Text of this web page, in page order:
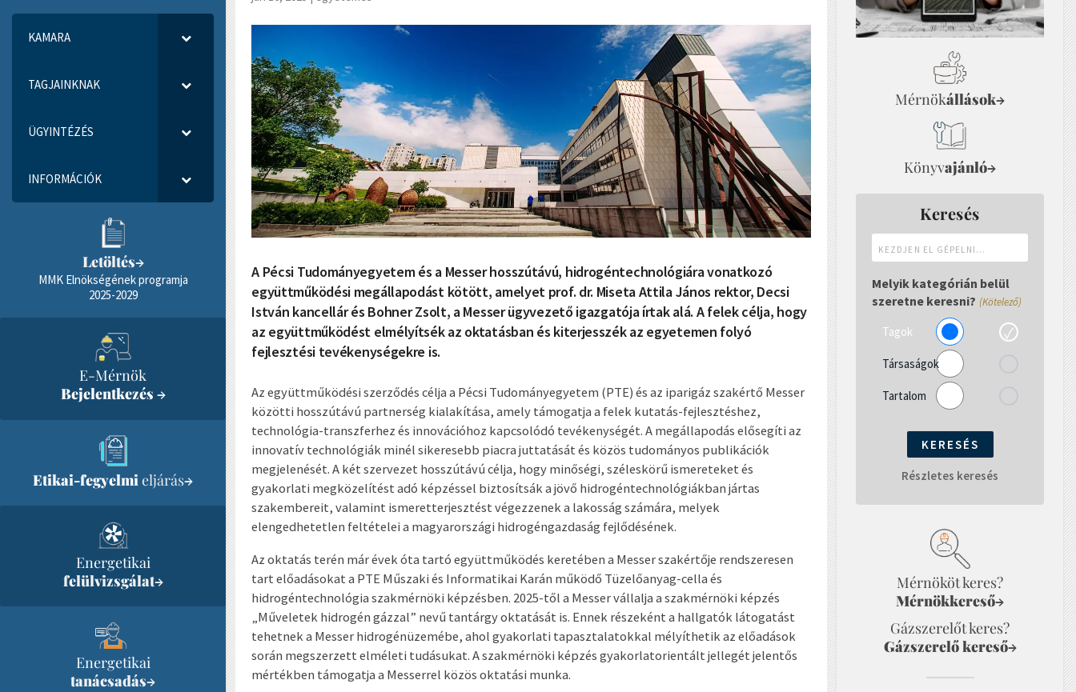
KAMARA
TAGJAINKNAK
ÜGYINTÉZÉS
INFORMÁCIÓK
Letöltés→
MMK Elnökségének programja
2025-2029
E-Mérnök
Bejelentkezés →
Etikai-fegyelmieljárás→
Energetikai
felülvizsgálat→
Energetikai
tanácsadás→
A Pécsi Tudományegyetem és a Messer hosszútávú, hidrogéntechnológiára vonatkozó
együttműködési megállapodást kötött, amelyet prof. dr. Miseta Attila János rektor, Decsi
István kancellár és Bohner Zsolt, a Messer ügyvezető igazgatója írtak alá. A felek célja, hogy
az együttműködést elmélyítsék az oktatásban és kiterjesszék az egyetemen folyó
fejlesztési tevékenységekre is.
Az együttműködési szerződés célja a Pécsi Tudományegyetem (PTE) és az iparigáz szakértő Messer
közötti hosszútávú partnerség kialakítása, amely támogatja a felek kutatás-fejlesztéshez,
technológia-transzferhez és innovációhoz kapcsolódó tevékenységét. A megállapodás elősegíti az
innovatív technológiák minél sikeresebb piacra juttatását és közös tudományos publikációk
megjelenését. A két szervezet hosszútávú célja, hogy minőségi, széleskörű ismereteket és
gyakorlati megközelítést adó képzéssel biztosítsák a jövő hidrogéntechnológiákban jártas
szakembereit, valamint ismeretterjesztést végezzenek a lakosság számára, melyek
elengedhetetlen feltételei a magyarországi hidrogéngazdaság fejlődésének.
Az oktatás terén már évek óta tartó együttműködés keretében a Messer szakértője rendszeresen
tart előadásokat a PTE Műszaki és Informatikai Karán működő Tüzelőanyag-cella és
hidrogéntechnológia szakmérnöki képzésben. 2025-től a Messer vállalja a szakmérnöki képzés
„Műveletek hidrogén gázzal” nevű tantárgy oktatását is. Ennek részeként a hallgatók látogatást
tehetnek a Messer hidrogénüzemébe, ahol gyakorlati tapasztalatokkal mélyíthetik az előadások
során megszerzett elméleti tudásukat. A szakmérnöki képzés gyakorlatorientált jellegét jelentős
mértékben támogatja a Messerrel közös oktatási munka.
Mérnökállások→
Könyvajánló→
Keresés
el
gépelni...
Melyik kategórián belül
szeretne keresni? (Kötelező)
Tagok
Társaságok
Tartalom
Részletes keresés
Mérnököt keres?
Mérnökkereső→
Gázszerelőt keres?
Gázszerelő kereső→